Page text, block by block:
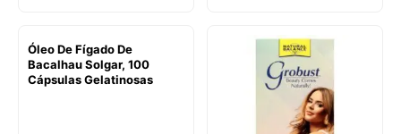
Óleo De Fígado De
Bacalhau Solgar, 100
Cápsulas Gelatinosas